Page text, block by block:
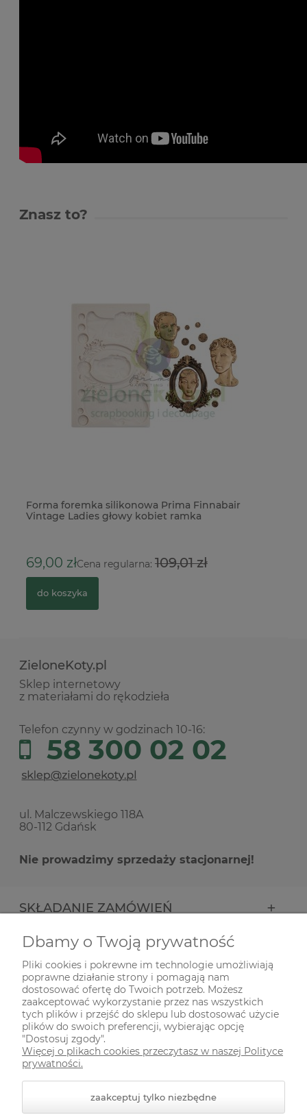
Znasz to?
Forma foremka silikonowa Prima Finnabair
Vintage Ladies głowy kobiet ramka
69,00 złCena regularna: 109,01 zł
do koszyka
ZieloneKoty.pl
Sklep internetowy
z materiałami do rękodzieła
Telefon czynny w godzinach 10-16:
58 300 02 02
ul. Malczewskiego 118A
80-112 Gdańsk
Nie prowadzimy sprzedaży stacjonarnej!
SKŁADANIE ZAMÓWIEŃ
INFORMACJE
ODWIEDŹ NAS NA
Dbamy o Twoją prywatność
Pliki cookies i pokrewne im technologie umożliwiają
poprawne działanie strony i pomagają nam
dostosować ofertę do Twoich potrzeb. Możesz
zaakceptować wykorzystanie przez nas wszystkich
tych plików i przejść do sklepu lub dostosować użycie
plików do swoich preferencji, wybierając opcję
"Dostosuj zgody".
Więcej o plikach cookies przeczytasz w naszej Polityce
prywatności.
zaakceptuj tylko niezbędne